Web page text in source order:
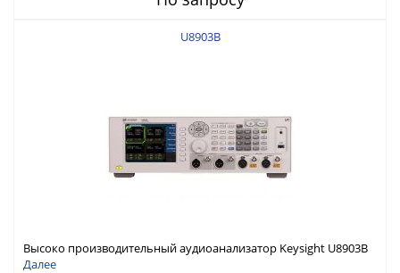
U8903B
Высоко производительный аудиоанализатор Keysight U8903B
Далее